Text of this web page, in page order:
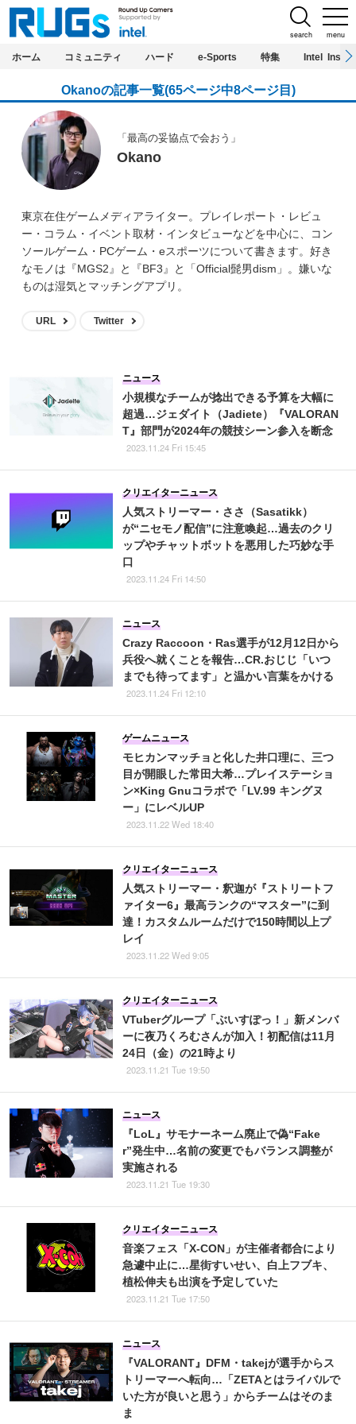
menu
search
ホーム コミュニティ ハード e-Sports 特集 Intel Inside
Okanoの記事一覧(65ページ中8ページ目)
「最高の妥協点で会おう」
Okano
東京在住ゲームメディアライター。プレイレポート・レビュ
ー・コラム・イベント取材・インタビューなどを中心に、コン
ソールゲーム・PCゲーム・eスポーツについて書きます。好き
なモノは『MGS2』と『BF3』と「Official髭男dism」。嫌いな
ものは湿気とマッチングアプリ。
URL Twitter
小規模なチームが捻出できる予算を大幅に
超過…ジェダイト（Jadiete）『VALORAN
T』部門が2024年の競技シーン参入を断念
ニュース
2023.11.24 Fri 15:45
人気ストリーマー・ささ（Sasatikk）
が“ニセモノ配信”に注意喚起…過去のクリ
ップやチャットボットを悪用した巧妙な手
口
クリエイターニュース
2023.11.24 Fri 14:50
Crazy Raccoon・Ras選手が12月12日から
兵役へ就くことを報告…CR.おじじ「いつ
までも待ってます」と温かい言葉をかける
ニュース
2023.11.24 Fri 12:10
モヒカンマッチョと化した井口理に、三つ
目が開眼した常田大希…プレイステーショ
ン×King Gnuコラボで「LV.99 キングヌ
ー」にレベルUP
ゲームニュース
2023.11.22 Wed 18:40
人気ストリーマー・釈迦が『ストリートフ
ァイター6』最高ランクの“マスター”に到
達！カスタムルームだけで150時間以上プ
レイ
クリエイターニュース
2023.11.22 Wed 9:05
VTuberグループ「ぶいすぽっ！」新メンバ
ーに夜乃くろむさんが加入！初配信は11月
24日（金）の21時より
クリエイターニュース
2023.11.21 Tue 19:50
『LoL』サモナーネーム廃止で偽“Fake
r”発生中…名前の変更でもバランス調整が
実施される
ニュース
2023.11.21 Tue 19:30
音楽フェス「X-CON」が主催者都合により
急遽中止に…星街すいせい、白上フブキ、
植松伸夫も出演を予定していた
クリエイターニュース
2023.11.21 Tue 17:50
『VALORANT』DFM・takejが選手からス
トリーマーへ転向…「ZETAとはライバルで
いた方が良いと思う」からチームはそのま
ま
ニュース